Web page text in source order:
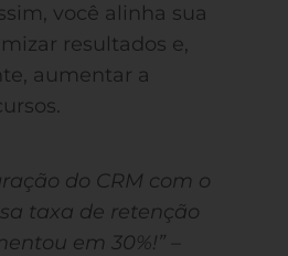
você alinha sua
resultados e,
aumentar a
do CRM com o
taxa de retenção
em 30%!” –